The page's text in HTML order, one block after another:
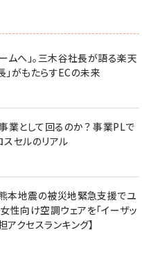
07/08号 No.2502[2026
恋と運命／山田涼介]
中に１億貯めた株式投資
化する ルールのデザイン
グをもっと見る
ムへ」。三木谷社長が語る楽天
」がもたらすECの未来
業として回るのか？ 事業PLで
セルのリアル
本地震の被災地緊急支援でユ
向け空調ウェアを「イーザッ
クセスランキング】